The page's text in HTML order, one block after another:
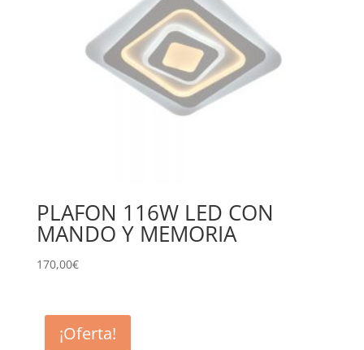
PLAFON 116W LED CON
MANDO Y MEMORIA
170,00€
¡Oferta!